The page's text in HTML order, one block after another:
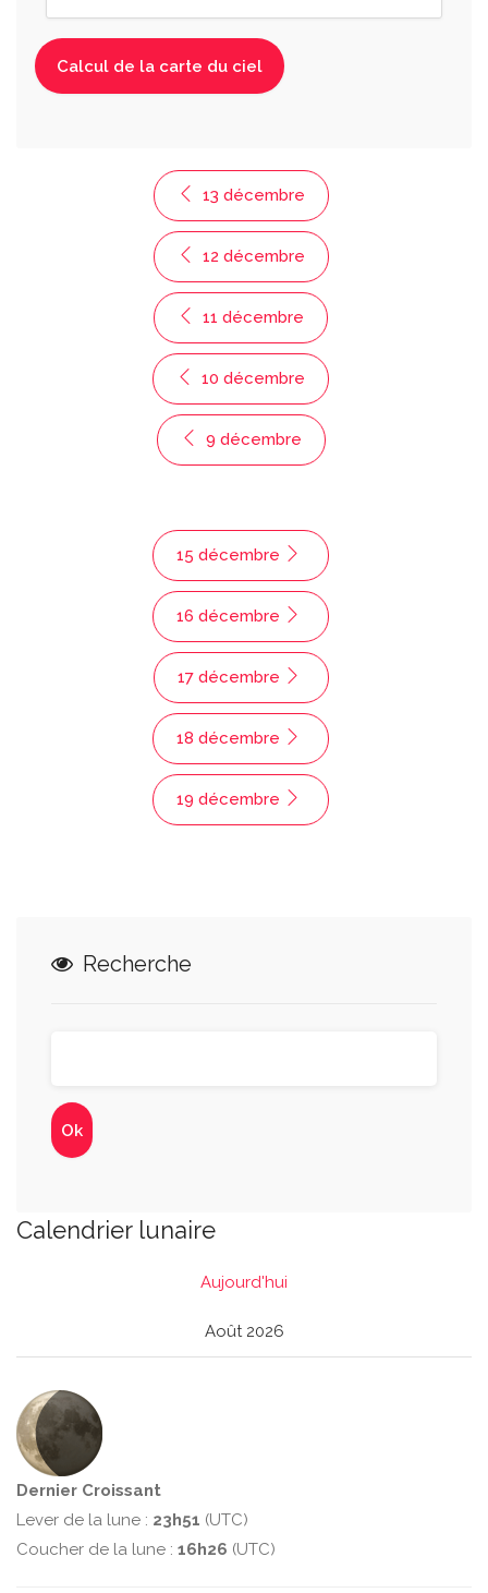
13 décembre
12 décembre
11 décembre
10 décembre
9 décembre
15 décembre
16 décembre
17 décembre
18 décembre
19 décembre
Recherche
Calendrier lunaire
Aujourd'hui
Août 2026
Dernier Croissant
Lever de la lune : 23h51 (UTC)
Coucher de la lune : 16h26 (UTC)